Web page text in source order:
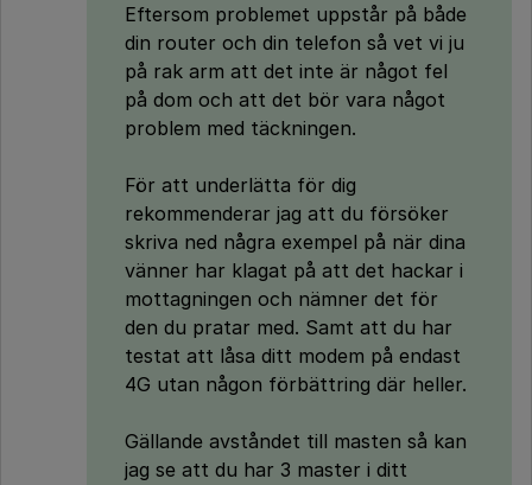
Eftersom problemet uppstår på både
din router och din telefon så vet vi ju
på rak arm att det inte är något fel
på dom och att det bör vara något
problem med täckningen.
För att underlätta för dig
rekommenderar jag att du försöker
skriva ned några exempel på när dina
vänner har klagat på att det hackar i
mottagningen och nämner det för
den du pratar med. Samt att du har
testat att låsa ditt modem på endast
4G utan någon förbättring där heller.
Gällande avståndet till masten så kan
jag se att du har 3 master i ditt